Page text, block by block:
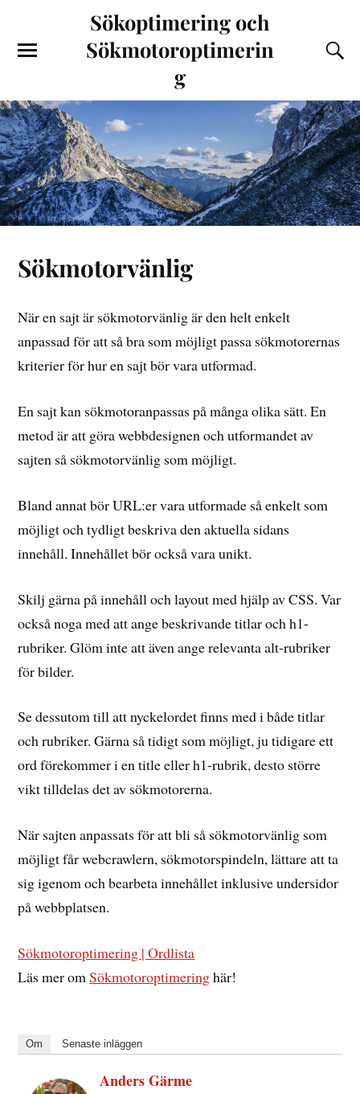
Sökoptimering och
Sökmotoroptimerin
g
Sökmotorvänlig
När en sajt är sökmotorvänlig är den helt enkelt
anpassad för att så bra som möjligt passa sökmotorernas
kriterier för hur en sajt bör vara utformad.
En sajt kan sökmotoranpassas på många olika sätt. En
metod är att göra webbdesignen och utformandet av
sajten så sökmotorvänlig som möjligt.
Bland annat bör URL:er vara utformade så enkelt som
möjligt och tydligt beskriva den aktuella sidans
innehåll. Innehållet bör också vara unikt.
Skilj gärna på innehåll och layout med hjälp av CSS. Var
också noga med att ange beskrivande titlar och h1-
rubriker. Glöm inte att även ange relevanta alt-rubriker
för bilder.
Se dessutom till att nyckelordet finns med i både titlar
och rubriker. Gärna så tidigt som möjligt, ju tidigare ett
ord förekommer i en title eller h1-rubrik, desto större
vikt tilldelas det av sökmotorerna.
När sajten anpassats för att bli så sökmotorvänlig som
möjligt får webcrawlern, sökmotorspindeln, lättare att ta
sig igenom och bearbeta innehållet inklusive undersidor
på webbplatsen.
Sökmotoroptimering | Ordlista
Läs mer omSökmotoroptimeringhär!
Om Senaste inläggen
Anders Gärme